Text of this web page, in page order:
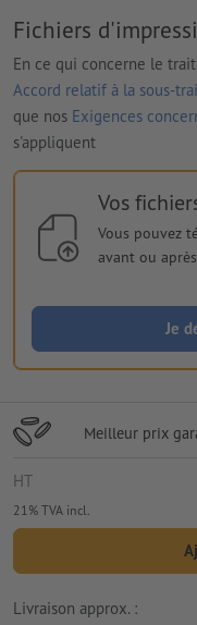
Fichiers
En ce qui concerne le
Accord relatif à la sous-
que nos Exigences
s'appliquent
Vos
Vous pouvez
avant ou
Je
Meilleur prix
HT
21% TVA incl.
Livraison approx. :